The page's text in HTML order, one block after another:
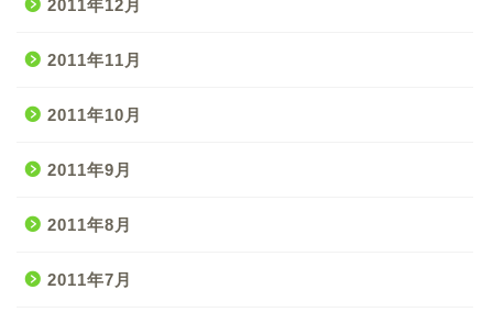
2011年12月
2011年11月
2011年10月
2011年9月
2011年8月
2011年7月